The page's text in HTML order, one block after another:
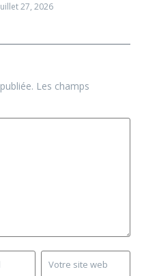
27, 2026
Les champs